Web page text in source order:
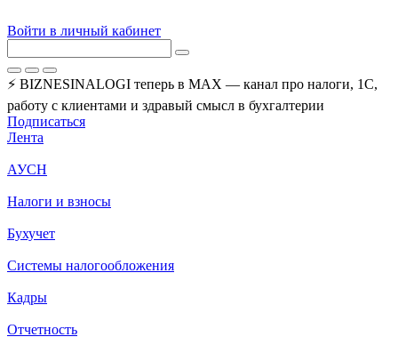
Войти в личный кабинет
⚡ BIZNESINALOGI теперь в MAX — канал про налоги, 1С,
работу с клиентами и здравый смысл в бухгалтерии
Подписаться
Лента
АУСН
Налоги и взносы
Бухучет
Системы налогообложения
Кадры
Отчетность